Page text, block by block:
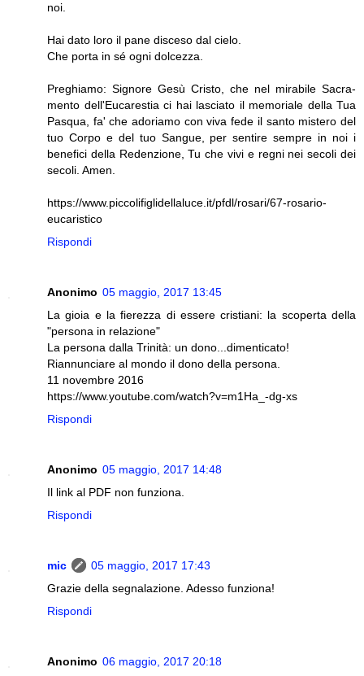
noi.
Hai dato loro il pane disceso dal cielo.
Che porta in sé ogni dolcezza.
Preghiamo: Signore Gesù Cristo, che nel mirabile Sacra­
mento dell'Eucarestia ci hai lasciato il memoriale della Tua
Pasqua, fa' che adoria­mo con viva fede il santo mistero del
tuo Corpo e del tuo Sangue, per sentire sempre in noi i
benefici della Redenzione, Tu che vivi e regni nei secoli dei
secoli. Amen.
https://www.piccolifiglidellaluce.it/pfdl/rosari/67-rosario-
eucaristico
Rispondi
Anonimo 05 maggio, 2017 13:45
La gioia e la fierezza di essere cristiani: la scoperta della
"persona in relazione"
La persona dalla Trinità: un dono...dimenticato!
Riannunciare al mondo il dono della persona.
11 novembre 2016
https://www.youtube.com/watch?v=m1Ha_-dg-xs
Rispondi
Anonimo 05 maggio, 2017 14:48
Il link al PDF non funziona.
Rispondi
mic
05 maggio, 2017 17:43
Grazie della segnalazione. Adesso funziona!
Rispondi
Anonimo 06 maggio, 2017 20:18